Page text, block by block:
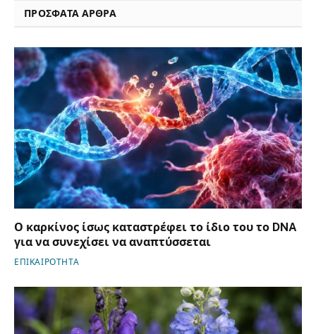
ΠΡΟΣΦΑΤΑ ΑΡΘΡΑ
Ο καρκίνος ίσως καταστρέφει το ίδιο του το DNA
για να συνεχίσει να αναπτύσσεται
ΕΠΙΚΑΙΡΟΤΗΤΑ